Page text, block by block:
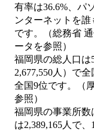
有率は36.6%、パ
ンターネットを
です。（総務省
ータを参照）
福岡県の総人口は
2,677,550人）で
全国9位です。（
参照）
福岡県の事業所数
は2,389,165人で